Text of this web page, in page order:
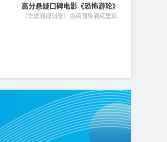
高分悬疑口碑电影《恐怖游轮》
定档7月17日暑期C位
（华娱网视消息）由英国导演克里斯